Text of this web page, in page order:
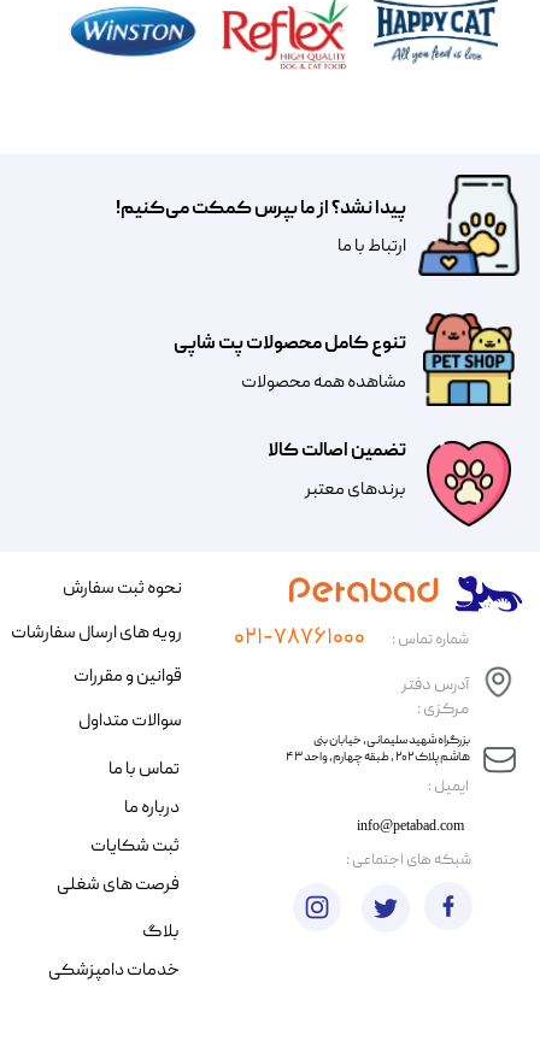
تضمین اصالت کالا
​​برندهای معتبر​​​​​​​
تنوع کامل محصولات پت شاپی
مشاهده همه محصولات
پیدا نشد؟ از ما بپرس کمکت می‌کنیم!
​​​ارتباط با ما
​ایمیل :
آدرس دفتر
مرکزی :
info@petabad.com
​​بزرگراه شهید سلیمانی، خیابان بنی
هاشم پلاک ۲۰۲ ، طبقه چهارم، واحد ۴۳
شماره تماس : ۰۲۱-۷۸۷۶۱۰۰۰
نحوه ثبت سفارش
رویه های ارسال سفارشات
قوانین و مقررات
سوالات متداول
تماس با ما
درباره ما
ثبت شکایات
فرصت های شغلی
​شبکه های اجتماعی :
بلاگ
خدمات دامپزشکی